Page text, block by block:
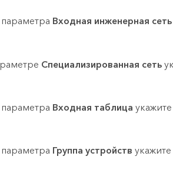
Входная инженерная сеть
Специализированная сеть
Входная таблица
Группа устройств укажите